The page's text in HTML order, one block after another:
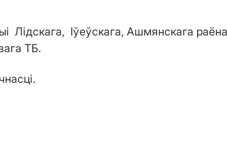
i Лідскага, Іўеўскага, Ашмянскага
ТБ.
.